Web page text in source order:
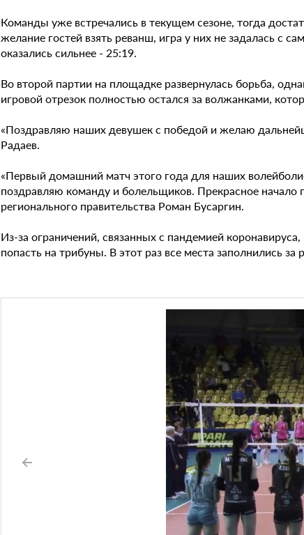
Команды уже встречались в текущем сезоне, тогда
желание гостей взять реванш, игра у них не задалась с
оказались сильнее - 25:19.
Во второй партии на площадке развернулась борьба,
игровой отрезок полностью остался за волжанками,
«Поздравляю наших девушек с победой и желаю
Радаев.
«Первый домашний матч этого года для наших
поздравляю команду и болельщиков. Прекрасное начало
регионального правительства Роман Бусаргин.
Из-за ограничений, связанных с пандемией
попасть на трибуны. В этот раз все места заполнились